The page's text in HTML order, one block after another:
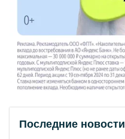
Последние новости